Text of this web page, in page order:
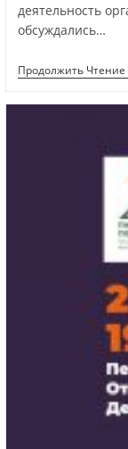
деятельность
обсуждались…
Продолжить Чтение